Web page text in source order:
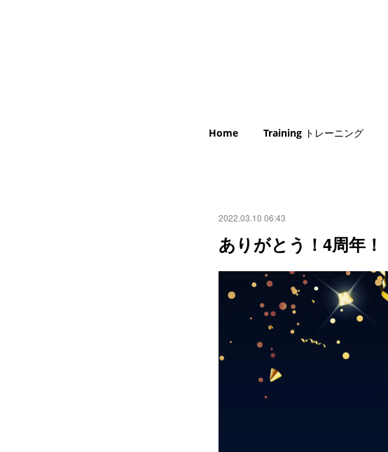
Home Training トレーニング
2022.03.10 06:43
ありがとう！4周年！